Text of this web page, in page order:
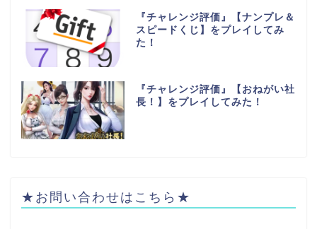
『チャレンジ評価』【ナンプレ＆
スピードくじ】をプレイしてみ
た！
『チャレンジ評価』【おねがい社
長！】をプレイしてみた！
★お問い合わせはこちら★